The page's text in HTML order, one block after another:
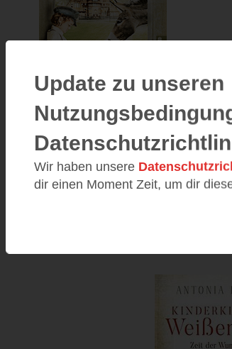
Kinderklinik Weißensee
Geteilte Träume
Update zu unseren
Wir haben unsere
dir einen Moment Zeit, um dir